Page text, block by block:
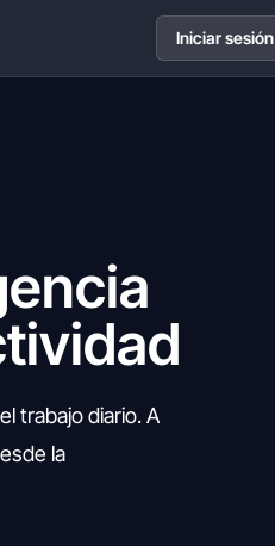
Iniciar sesión
trabajo diario. A
la